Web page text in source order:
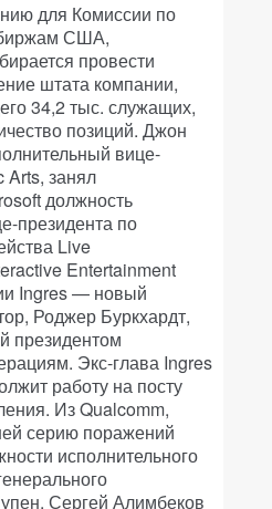
для Комиссии по
США,
провести
штата компании,
34,2 тыс. служащих,
позиций. Джон
вице-
Arts, занял
должность
президента по
Live
Entertainment
Ingres — новый
Роджер Буркхардт,
президентом
Экс-глава Ingres
работу на посту
Из Qualcomm,
серию поражений
исполнительного
Сергей Алимбеков